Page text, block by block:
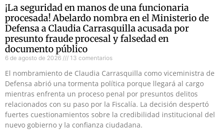
¡La seguridad en manos de una funcionaria
procesada! Abelardo nombra en el Ministerio de
Defensa a Claudia Carrasquilla acusada por
presunto fraude procesal y falsedad en
documento público
6 de agosto de 2026 13 comentarios
El nombramiento de Claudia Carrasquilla como viceministra de
Defensa abrió una tormenta política porque llegará al cargo
mientras enfrenta un proceso penal por presuntos delitos
relacionados con su paso por la Fiscalía. La decisión despertó
fuertes cuestionamientos sobre la credibilidad institucional del
nuevo gobierno y la confianza ciudadana.